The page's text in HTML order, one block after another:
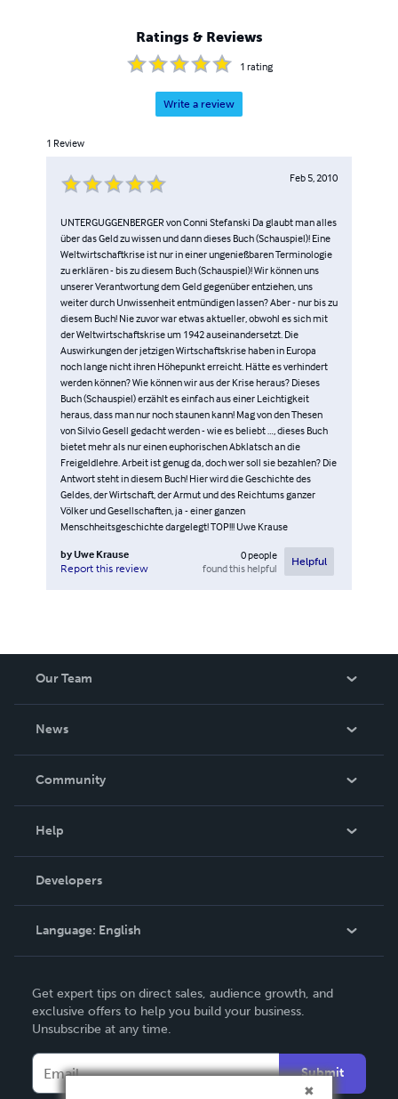
Ratings & Reviews
1 rating
Write a review
1 Review
Feb 5, 2010
UNTERGUGGENBERGER von Conni Stefanski Da glaubt man alles
über das Geld zu wissen und dann dieses Buch (Schauspiel)! Eine
Weltwirtschaftkrise ist nur in einer ungenießbaren Terminologie
zu erklären - bis zu diesem Buch (Schauspiel)! Wir können uns
unserer Verantwortung dem Geld gegenüber entziehen, uns
weiter durch Unwissenheit entmündigen lassen? Aber - nur bis zu
diesem Buch! Nie zuvor war etwas aktueller, obwohl es sich mit
der Weltwirtschaftskrise um 1942 auseinandersetzt. Die
Auswirkungen der jetzigen Wirtschaftskrise haben in Europa
noch lange nicht ihren Höhepunkt erreicht. Hätte es verhindert
werden können? Wie können wir aus der Krise heraus? Dieses
Buch (Schauspiel) erzählt es einfach aus einer Leichtigkeit
heraus, dass man nur noch staunen kann! Mag von den Thesen
von Silvio Gesell gedacht werden - wie es beliebt …, dieses Buch
bietet mehr als nur einen euphorischen Abklatsch an die
Freigeldlehre. Arbeit ist genug da, doch wer soll sie bezahlen? Die
Antwort steht in diesem Buch! Hier wird die Geschichte des
Geldes, der Wirtschaft, der Armut und des Reichtums ganzer
Völker und Gesellschaften, ja - einer ganzen
Menschheitsgeschichte dargelegt! TOP!!! Uwe Krause
byUwe Krause
Report this review
0people
found this helpful
Helpful
Our Team
News
In The News
Community
Podcast
Help
Order Lookup
Knowledge Base
Contact Support
Developers
Language: English
Deutsch
Français
Español
Get expert tips on direct sales, audience growth, and
exclusive offers to help you build your business.
Unsubscribe at any time.
Submit